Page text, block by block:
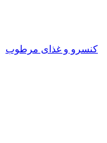
کنسرو و غذای مرطوب